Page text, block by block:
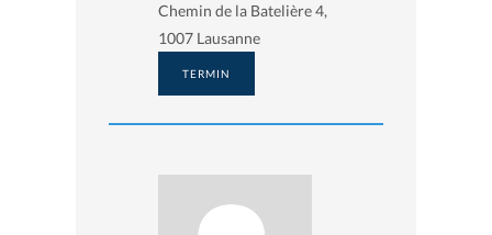
Chemin de la Batelière 4,
1007 Lausanne
TERMIN